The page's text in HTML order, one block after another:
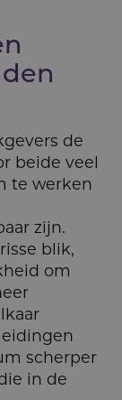
de
beide veel
te werken
zijn.
blik,
om
scherper
in de